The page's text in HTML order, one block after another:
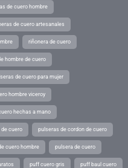
de cuero hombre
de cuero artesanales
riñonera de cuero
hombre de cuero
de cuero para mujer
hombre viceroy
hechas a mano
cuero pulseras de cordon de cuero
cuero hombre pulsera de cuero
puff cuero gris puff baul cuero